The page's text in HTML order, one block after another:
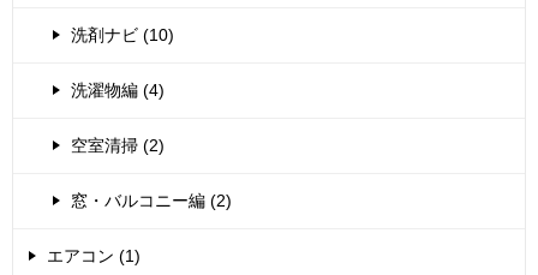
洗剤ナビ (10)
洗濯物編 (4)
空室清掃 (2)
窓・バルコニー編 (2)
エアコン (1)